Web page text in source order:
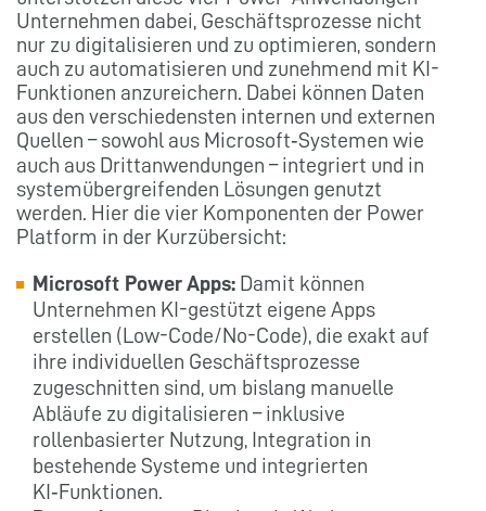
Unternehmen dabei, Geschäftsprozesse nicht
nur zu digitalisieren und zu optimieren, sondern
auch zu automatisieren und zunehmend mit KI-
Funktionen anzureichern. Dabei können Daten
aus den verschiedensten internen und externen
Quellen – sowohl aus Microsoft‑Systemen wie
auch aus Drittanwendungen – integriert und in
systemübergreifenden Lösungen genutzt
werden. Hier die vier Komponenten der Power
Platform in der Kurzübersicht:
Microsoft Power Apps: Damit können
Unternehmen KI-gestützt eigene Apps
erstellen (Low-Code/No-Code), die exakt auf
ihre individuellen Geschäftsprozesse
zugeschnitten sind, um bislang manuelle
Abläufe zu digitalisieren – inklusive
rollenbasierter Nutzung, Integration in
bestehende Systeme und integrierten
KI‑Funktionen.